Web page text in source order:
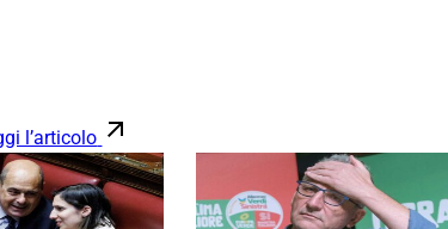
l’articolo